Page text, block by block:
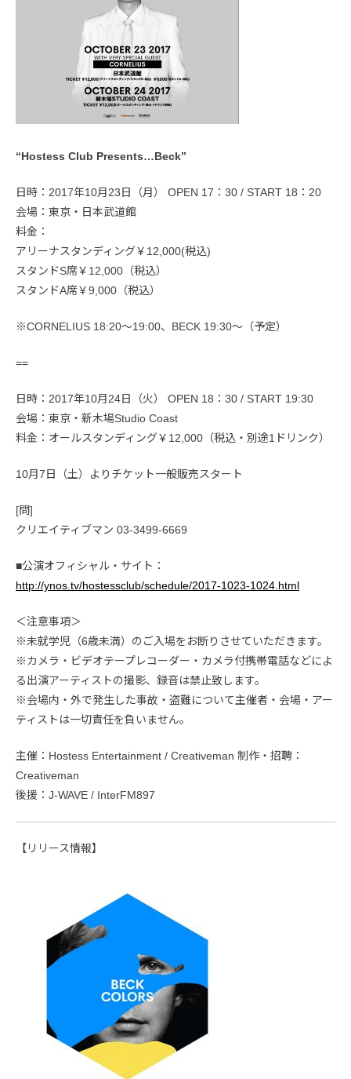
“Hostess Club Presents…Beck”
日時：2017年10月23日（月） OPEN 17：30 / START 18：20
会場：東京・日本武道館
料金：
アリーナスタンディング￥12,000(税込)
スタンドS席￥12,000（税込）
スタンドA席￥9,000（税込）
※CORNELIUS 18:20～19:00、BECK 19:30～（予定）
==
日時：2017年10月24日（火） OPEN 18：30 / START 19:30
会場：東京・新木場Studio Coast
料金：オールスタンディング￥12,000（税込・別途1ドリンク）
10月7日（土）よりチケット一般販売スタート
[問]
クリエイティブマン 03-3499-6669
■公演オフィシャル・サイト：
http://ynos.tv/hostessclub/schedule/2017-1023-1024.html
＜注意事項＞
※未就学児（6歳未満）のご入場をお断りさせていただきます。
※カメラ・ビデオテープレコーダー・カメラ付携帯電話などによ
る出演アーティストの撮影、録音は禁止致します。
※会場内・外で発生した事故・盗難について主催者・会場・アー
ティストは一切責任を負いません。
主催：Hostess Entertainment / Creativeman 制作・招聘：
Creativeman
後援：J-WAVE / InterFM897
【リリース情報】